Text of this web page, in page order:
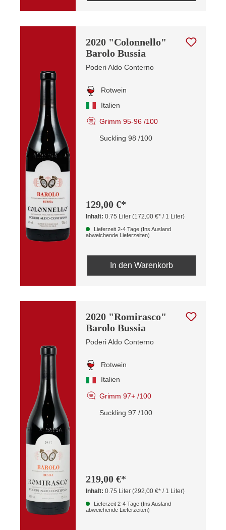
2020 "Colonnello"
Barolo Bussia
Poderi Aldo Conterno
Rotwein
Italien
Grimm 95-96 /100
Suckling 98 /100
129,00 €*
Inhalt:0.75 Liter(172,00 €* / 1 Liter)
Lieferzeit 2-4 Tage (Ins Ausland
abweichende Lieferzeiten)
In den Warenkorb
2020 "Romirasco"
Barolo Bussia
Poderi Aldo Conterno
Rotwein
Italien
Grimm 97+ /100
Suckling 97 /100
219,00 €*
Inhalt:0.75 Liter(292,00 €* / 1 Liter)
Lieferzeit 2-4 Tage (Ins Ausland
abweichende Lieferzeiten)